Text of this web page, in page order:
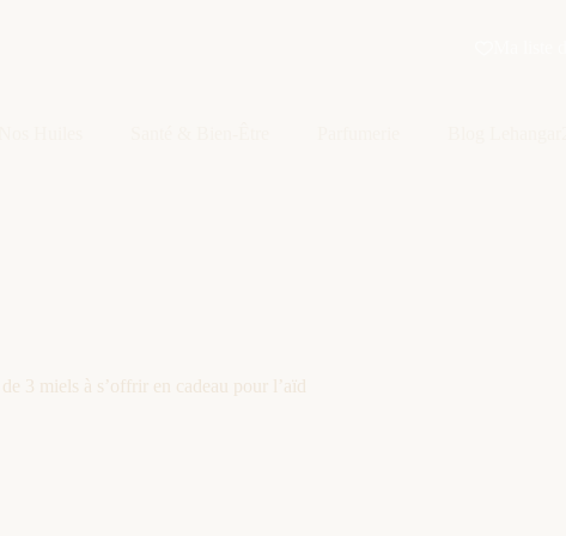
3 miels à s’offrir en cadeau pour l’aïd